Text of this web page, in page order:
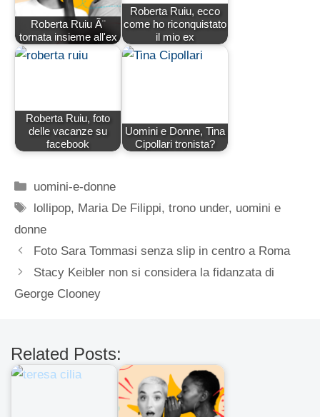
Roberta Ruiu Ã¨
tornata insieme all'ex
Roberta Ruiu, ecco
come ho riconquistato
il mio ex
Roberta Ruiu, foto
delle vacanze su
facebook
Uomini e Donne, Tina
Cipollari tronista?
Categorie
uomini-e-donne
Tag
lollipop, Maria De Filippi,trono under, uomini e
donne
Foto Sara Tommasi senza slip in centro a Roma
Stacy Keibler non si considera la fidanzata di
George Clooney
Related Posts: